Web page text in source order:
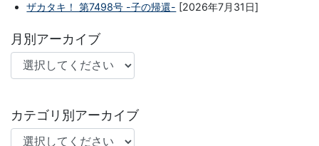
ザカタキ！ 第7498号 -子の帰還- [2026年7月31日]
月別アーカイブ
カテゴリ別アーカイブ